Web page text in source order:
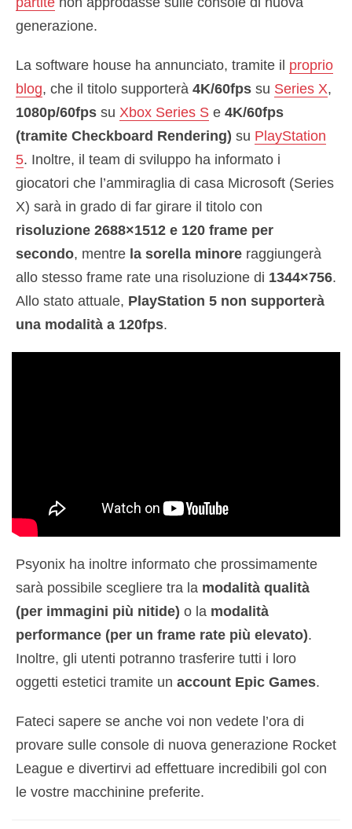
generazione.
La software house ha annunciato, tramite il proprio
blog, che il titolo supporterà 4K/60fps su Series X,
1080p/60fps su Xbox Series S e 4K/60fps
(tramite Checkboard Rendering) su PlayStation
5. Inoltre, il team di sviluppo ha informato i
giocatori che l’ammiraglia di casa Microsoft (Series
X) sarà in grado di far girare il titolo con
risoluzione 2688×1512 e 120 frame per
secondo, mentre la sorella minore raggiungerà
allo stesso frame rate una risoluzione di 1344×756.
Allo stato attuale, PlayStation 5 non supporterà
una modalità a 120fps.
Psyonix ha inoltre informato che prossimamente
sarà possibile scegliere tra la modalità qualità
(per immagini più nitide) o la modalità
performance (per un frame rate più elevato).
Inoltre, gli utenti potranno trasferire tutti i loro
oggetti estetici tramite un account Epic Games.
Fateci sapere se anche voi non vedete l’ora di
provare sulle console di nuova generazione Rocket
League e divertirvi ad effettuare incredibili gol con
le vostre macchinine preferite.